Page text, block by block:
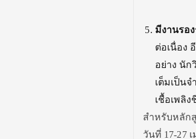
มีงานรอ
ต่อเนื่อง
อย่าง นัก
เต็มเป็น
เชื้อเพลิ
สำหรับหลัก
วันที่ 17-27